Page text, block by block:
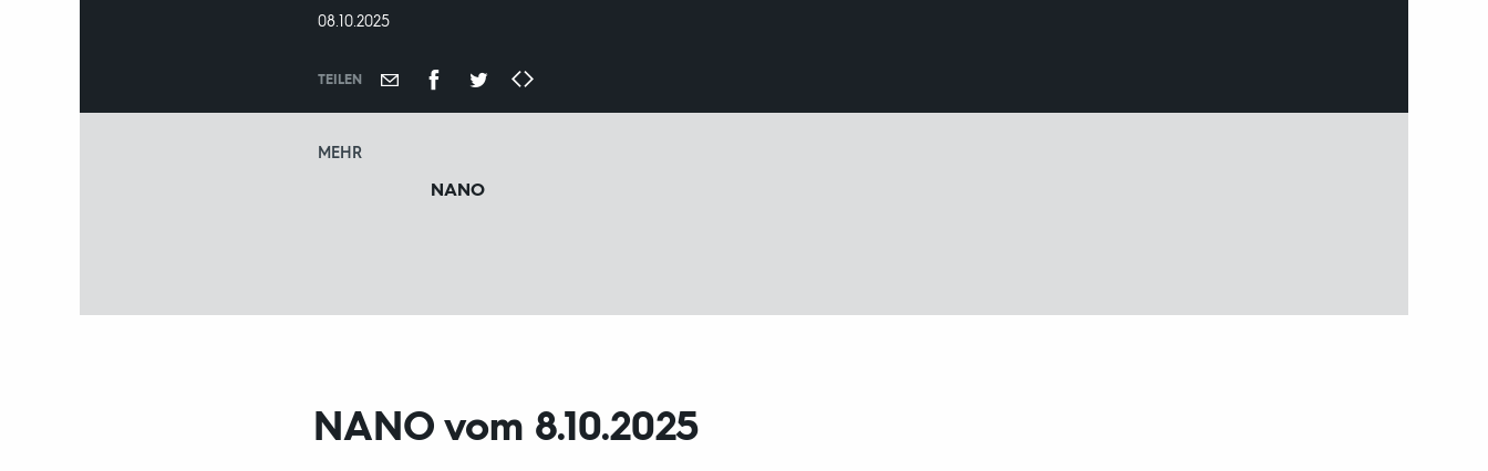
und
DATUM:
08.10.2025
TEILEN
MEHR
NANO
NANO vom 8.10.2025